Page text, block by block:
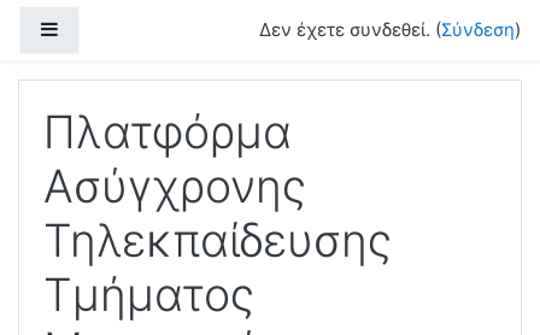
Δεν έχετε συνδεθεί. (Σύνδεση)
Πλατφόρμα
Ασύγχρονης
Τηλεκπαίδευσης
Τμήματος